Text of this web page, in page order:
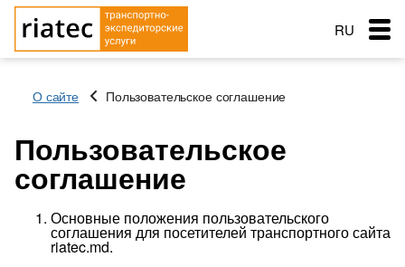
Перевозки
Услуги перевозок
RU
О сайте Пользовательское соглашение
Пользовательское
соглашение
Основные положения пользовательского
соглашения для посетителей транспортного сайта
riatec.md.
Страна загрузки
Город загрузки
Город выгрузки
Наименование груза
Страна загрузки
Город загрузки
Город выгрузки
Тип транспорта